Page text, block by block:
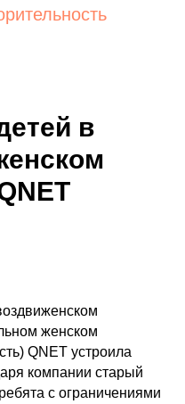
в
женском
QNET устроила
компании старый
с ограничениями